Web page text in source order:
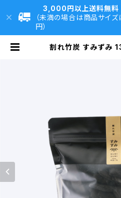
3,000円以上送料無料
（未満の場合は商品サイ
円）
割れ竹炭 すみずみ